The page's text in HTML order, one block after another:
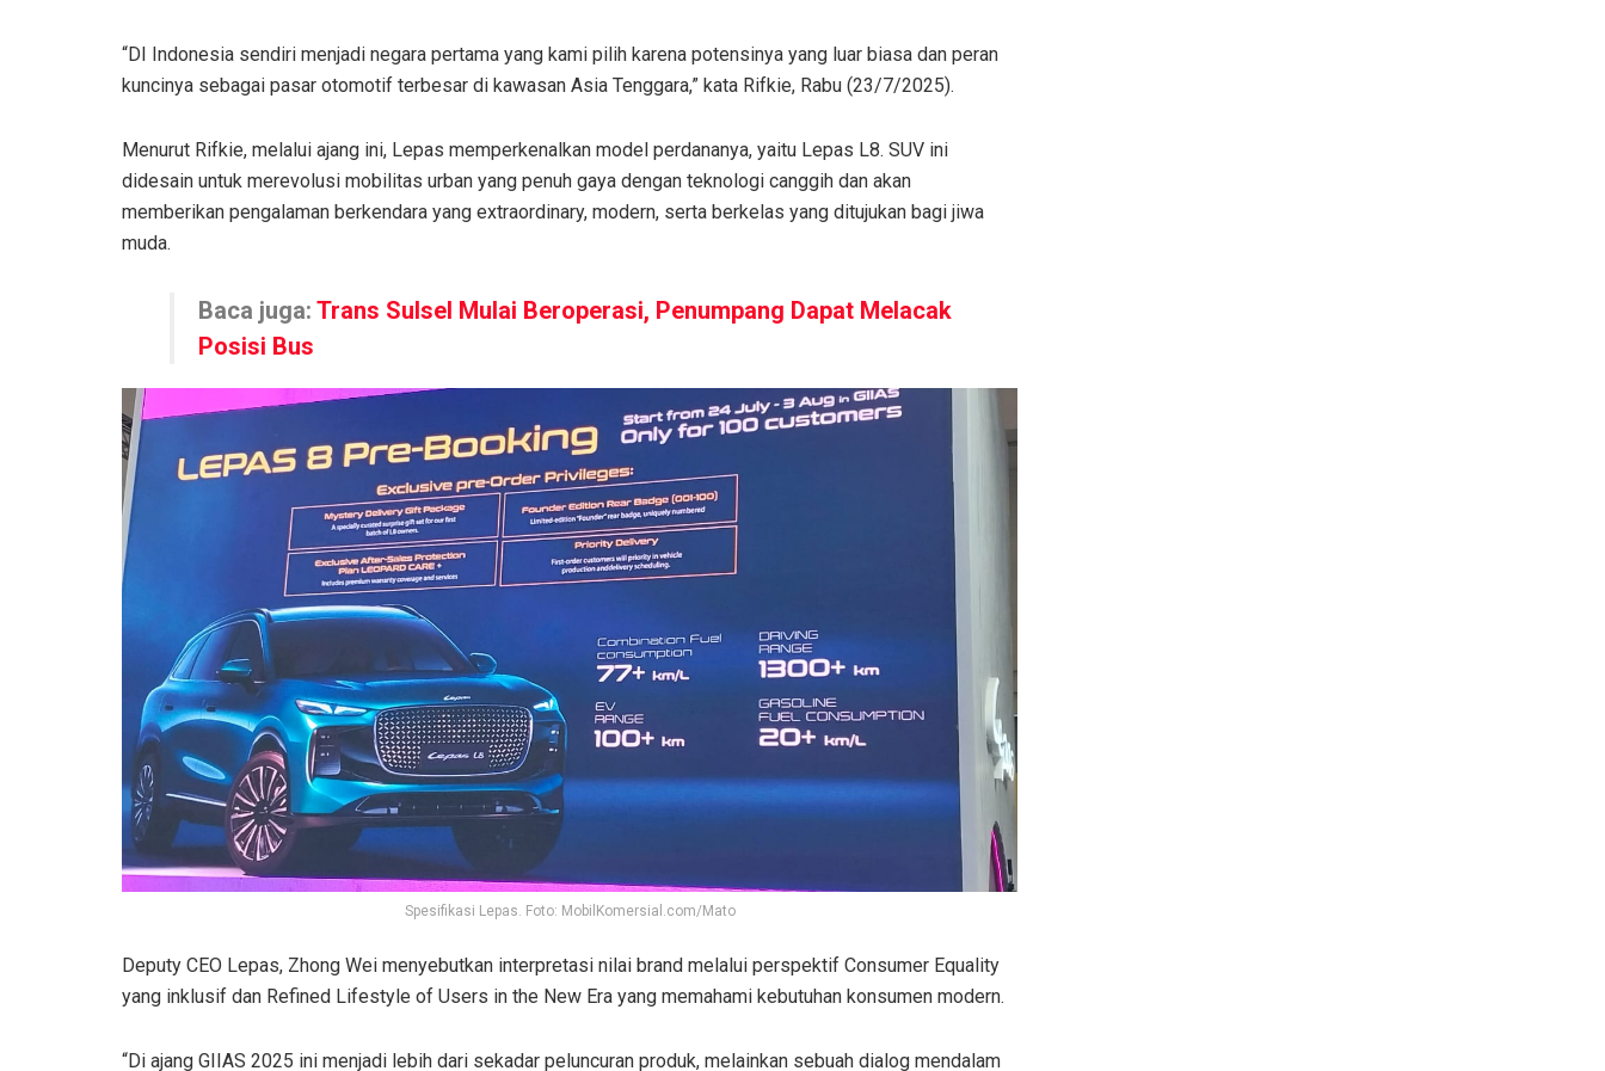
“DI Indonesia sendiri menjadi negara pertama yang kami pilih karena potensinya yang luar biasa dan peran
kuncinya sebagai pasar otomotif terbesar di kawasan Asia Tenggara,” kata Rifkie, Rabu (23/7/2025).
Menurut Rifkie, melalui ajang ini, Lepas memperkenalkan model perdananya, yaitu Lepas L8. SUV ini
didesain untuk merevolusi mobilitas urban yang penuh gaya dengan teknologi canggih dan akan
memberikan pengalaman berkendara yang extraordinary, modern, serta berkelas yang ditujukan bagi jiwa
muda.
Baca juga: Trans Sulsel Mulai Beroperasi, Penumpang Dapat Melacak
Posisi Bus
Spesifikasi Lepas. Foto: MobilKomersial.com/Mato
Deputy CEO Lepas, Zhong Wei menyebutkan interpretasi nilai brand melalui perspektif Consumer Equality
yang inklusif dan Refined Lifestyle of Users in the New Era yang memahami kebutuhan konsumen modern.
“Di ajang GIIAS 2025 ini menjadi lebih dari sekadar peluncuran produk, melainkan sebuah dialog mendalam